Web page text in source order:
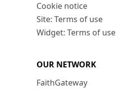
Cookie notice
Site: Terms of use
Widget: Terms of use
OUR NETWORK
FaithGateway